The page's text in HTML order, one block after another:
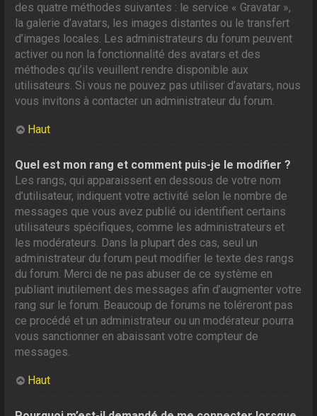
des quatre méthodes suivantes : le service « Gravatar »,
la galerie d’avatars, les images distantes ou le transfert
d’images locales. Les administrateurs du forum peuvent
activer ou non la fonctionnalité des avatars et des
méthodes qu’ils veuillent rendre disponible aux
utilisateurs. Si vous ne pouvez pas utiliser d’avatars, nous
vous invitons à contacter un administrateur du forum.
Haut
Quel est mon rang et comment puis-je le modifier ?
Les rangs, qui apparaissent en dessous de votre nom
d’utilisateur, indiquent votre activité selon le nombre de
messages que vous avez publié ou identifient certains
utilisateurs spécifiques, comme les administrateurs et
les modérateurs. Dans la plupart des cas, seul un
administrateur du forum peut modifier le texte des rangs
du forum. Merci de ne pas abuser de ce système en
publiant inutilement des messages afin d’augmenter votre
rang sur le forum. Beaucoup de forums ne toléreront pas
ce procédé et un administrateur ou un modérateur pourra
vous sanctionner en abaissant votre compteur de
messages.
Haut